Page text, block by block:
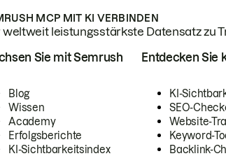
MCP MIT KI VERBINDEN
weltweit leistungsstärkste Datensatz zu
Sie mit Semrush
Blog
Wissen
Academy
Erfolgsberichte
KI-Sichtbarkeitsindex
Entdecken Sie
KI-
SEO-
Website-
Keyword-
Backlink-